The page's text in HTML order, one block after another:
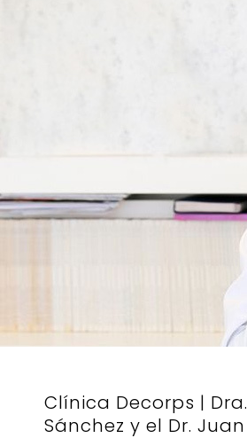
Clínica Decorps |
Sánchez y el Dr.